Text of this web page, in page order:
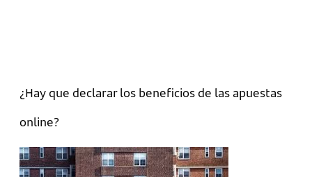
¿Hay que declarar los beneficios de las apuestas
online?